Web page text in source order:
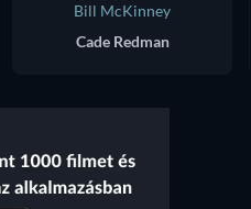
Bill McKinney
Cade Redman